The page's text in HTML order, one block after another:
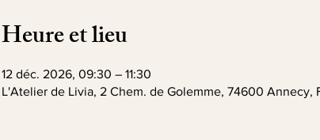
Heure et lieu
12 déc. 2026, 09:30 – 11:30
L'Atelier de Livia, 2 Chem. de Golemme, 74600 Annecy,